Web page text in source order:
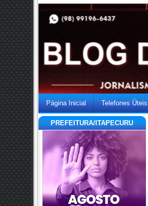
Página Inicial Telefones Úteis
PREFEITURA/ITAPECURU